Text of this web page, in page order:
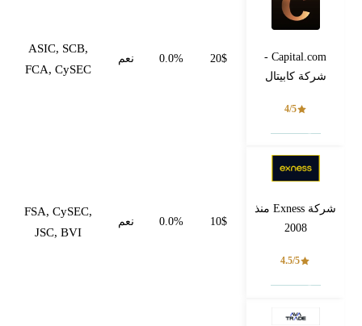
Capital.com -
شركة كابيتال
4/5
20$
0.0% نعم
ASIC, SCB,
FCA, CySEC
شركة Exness منذ
2008
4.5/5
10$
0.0% نعم
FSA, CySEC,
JSC, BVI